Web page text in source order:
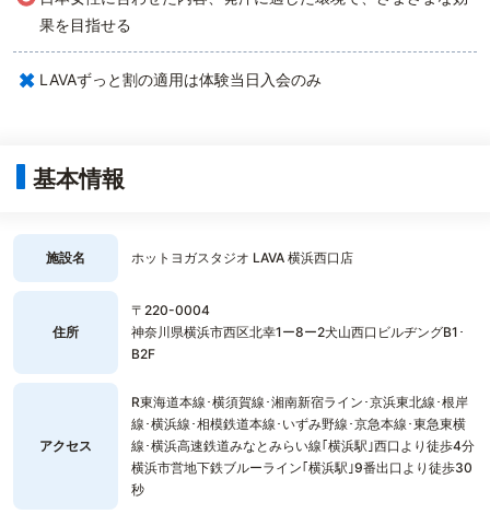
果を目指せる
× LAVAずっと割の適用は体験当日入会のみ
基本情報
施設名 ホットヨガスタジオ LAVA 横浜西口店
住所
〒220-0004
神奈川県横浜市西区北幸1ー8ー2犬山西口ビルヂングB1･
B2F
アクセス
R東海道本線･横須賀線･湘南新宿ライン･京浜東北線･根岸
線･横浜線･相模鉄道本線･いずみ野線･京急本線･東急東横
線･横浜高速鉄道みなとみらい線｢横浜駅｣西口より徒歩4分
横浜市営地下鉄ブルーライン｢横浜駅｣9番出口より徒歩30
秒